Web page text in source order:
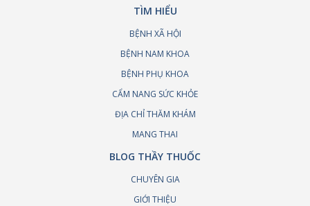
TÌM HIỂU
BỆNH XÃ HỘI
BỆNH NAM KHOA
BỆNH PHỤ KHOA
CẨM NANG SỨC KHỎE
ĐỊA CHỈ THĂM KHÁM
MANG THAI
BLOG THẦY THUỐC
CHUYÊN GIA
GIỚI THIỆU